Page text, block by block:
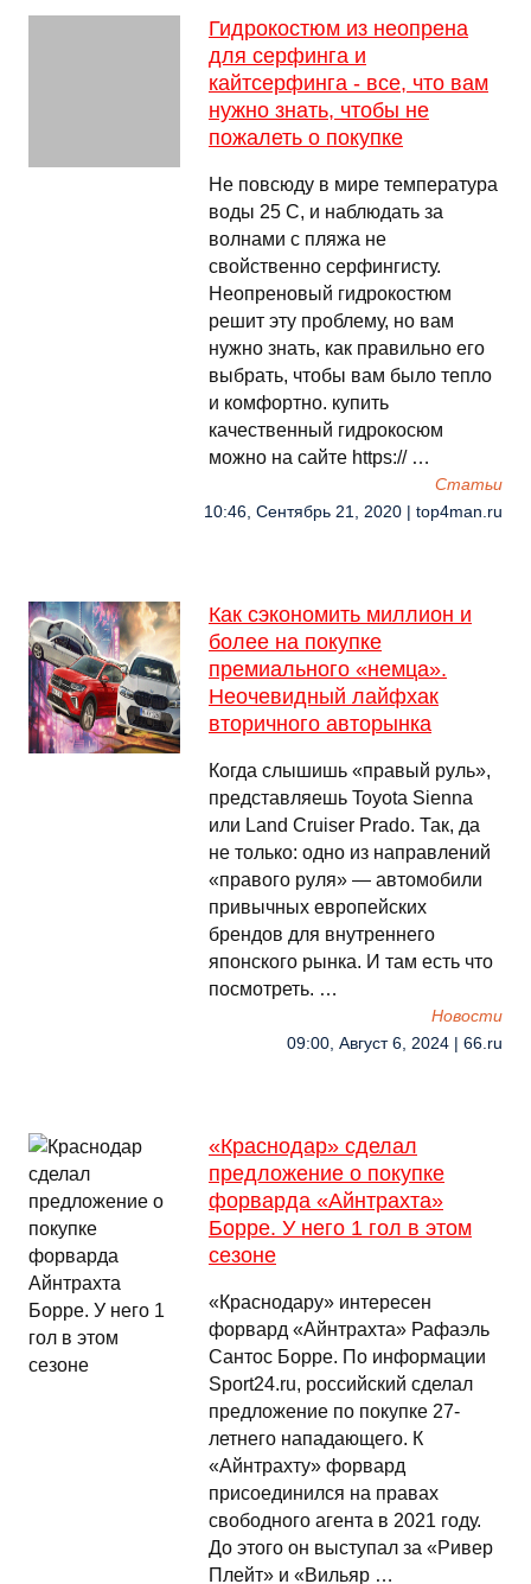
Гидрокостюм из неопрена
для серфинга и
кайтсерфинга - все, что вам
нужно знать, чтобы не
пожалеть о покупке
Не повсюду в мире температура
воды 25 C, и наблюдать за
волнами с пляжа не
свойственно серфингисту.
Неопреновый гидрокостюм
решит эту проблему, но вам
нужно знать, как правильно его
выбрать, чтобы вам было тепло
и комфортно. купить
качественный гидрокосюм
можно на сайте https:// …
Cтатьи
10:46, Сентябрь 21, 2020 | top4man.ru
Как сэкономить миллион и
более на покупке
премиального «немца».
Неочевидный лайфхак
вторичного авторынка
Когда слышишь «правый руль»,
представляешь Toyota Sienna
или Land Cruiser Prado. Так, да
не только: одно из направлений
«правого руля» — автомобили
привычных европейских
брендов для внутреннего
японского рынка. И там есть что
посмотреть. …
Новости
09:00, Август 6, 2024 | 66.ru
«Краснодар» сделал
предложение о покупке
форварда «Айнтрахта»
Борре. У него 1 гол в этом
сезоне
«Краснодару» интересен
форвард «Айнтрахта» Рафаэль
Сантос Борре. По информации
Sport24.ru, российский сделал
предложение по покупке 27-
летнего нападающего. К
«Айнтрахту» форвард
присоединился на правах
свободного агента в 2021 году.
До этого он выступал за «Ривер
Плейт» и «Вильяр …